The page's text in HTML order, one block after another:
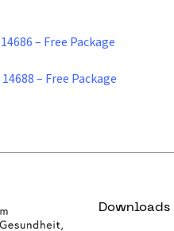
14686 – Free Package
14688 – Free Package
Downloads